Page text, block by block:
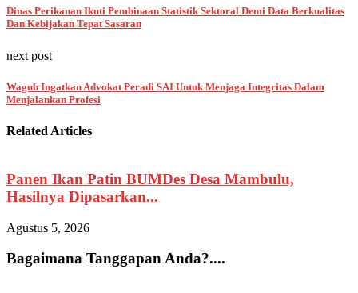
Dinas Perikanan Ikuti Pembinaan Statistik Sektoral Demi Data Berkualitas
Dan Kebijakan Tepat Sasaran
next post
Wagub Ingatkan Advokat Peradi SAI Untuk Menjaga Integritas Dalam
Menjalankan Profesi
Related Articles
Panen Ikan Patin BUMDes Desa Mambulu,
Hasilnya Dipasarkan...
Agustus 5, 2026
Bagaimana Tanggapan Anda?....